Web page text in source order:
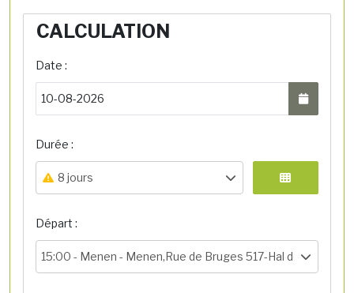
CALCULATION
Date :
Durée :
8 jours
Départ :
15:00 - Menen - Menen,Rue de Bruges 517-Hal de départ